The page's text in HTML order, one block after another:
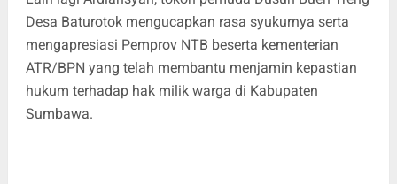
Desa Baturotok mengucapkan rasa syukurnya serta
mengapresiasi Pemprov NTB beserta kementerian
ATR/BPN yang telah membantu menjamin kepastian
hukum terhadap hak milik warga di Kabupaten
Sumbawa.